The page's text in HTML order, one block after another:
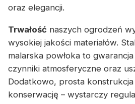
oraz elegancji.
Trwałość naszych ogrodzeń
wysokiej jakości materiałów.
malarska powłoka to
czynniki atmosferyczne oraz
Dodatkowo, prosta konstrukcja
konserwację – wystarczy